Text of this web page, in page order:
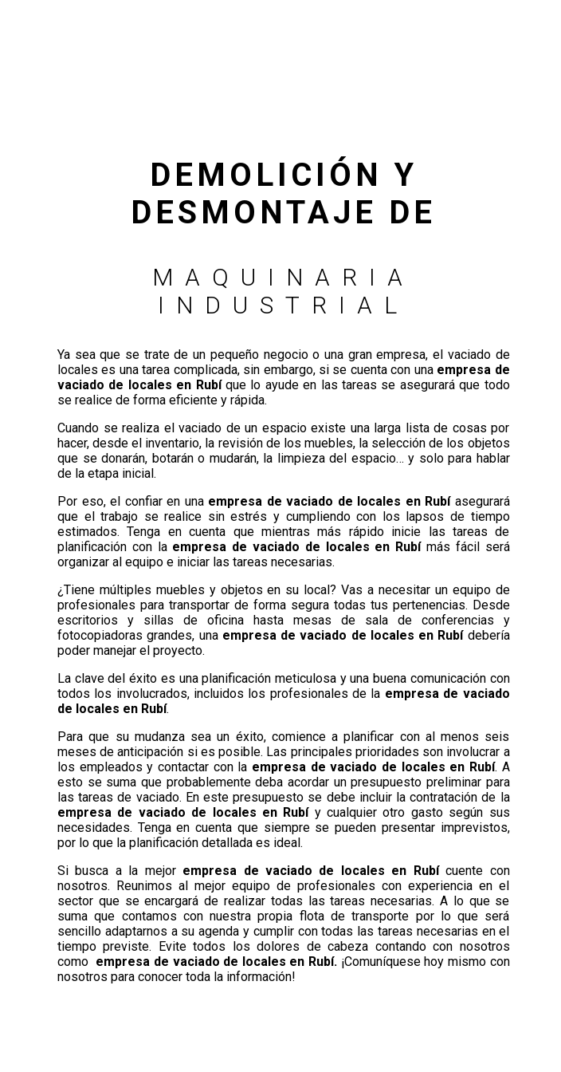
DEMOLICIÓN Y
DESMONTAJE DE
MAQUINARIA
INDUSTRIAL
Ya sea que se trate de un pequeño negocio o una gran empresa, el vaciado de
locales es una tarea complicada, sin embargo, si se cuenta con una empresa de
vaciado de locales en Rubíque lo ayude en las tareas se asegurará que todo
se realice de forma eficiente y rápida.
Cuando se realiza el vaciado de un espacio existe una larga lista de cosas por
hacer, desde el inventario, la revisión de los muebles, la selección de los objetos
que se donarán, botarán o mudarán, la limpieza del espacio… y solo para hablar
de la etapa inicial.
Por eso, el confiar en una empresa de vaciado de locales en Rubí asegurará
que el trabajo se realice sin estrés y cumpliendo con los lapsos de tiempo
estimados. Tenga en cuenta que mientras más rápido inicie las tareas de
planificación con la empresa de vaciado de locales en Rubí más fácil será
organizar al equipo e iniciar las tareas necesarias.
¿Tiene múltiples muebles y objetos en su local? Vas a necesitar un equipo de
profesionales para transportar de forma segura todas tus pertenencias. Desde
escritorios y sillas de oficina hasta mesas de sala de conferencias y
fotocopiadoras grandes, una empresa de vaciado de locales en Rubí debería
poder manejar el proyecto.
La clave del éxito es una planificación meticulosa y una buena comunicación con
todos los involucrados, incluidos los profesionales de la empresa de vaciado
de locales en Rubí.
Para que su mudanza sea un éxito, comience a planificar con al menos seis
meses de anticipación si es posible. Las principales prioridades son involucrar a
los empleados y contactar con la empresa de vaciado de locales en Rubí. A
esto se suma que probablemente deba acordar un presupuesto preliminar para
las tareas de vaciado. En este presupuesto se debe incluir la contratación de la
empresa de vaciado de locales en Rubí y cualquier otro gasto según sus
necesidades. Tenga en cuenta que siempre se pueden presentar imprevistos,
por lo que la planificación detallada es ideal.
Si busca a la mejor empresa de vaciado de locales en Rubícuente con
nosotros. Reunimos al mejor equipo de profesionales con experiencia en el
sector que se encargará de realizar todas las tareas necesarias. A lo que se
suma que contamos con nuestra propia flota de transporte por lo que será
sencillo adaptarnos a su agenda y cumplir con todas las tareas necesarias en el
tiempo previste. Evite todos los dolores de cabeza contando con nosotros
como empresa de vaciado de locales en Rubí. ¡Comuníquese hoy mismo con
nosotros para conocer toda la información!